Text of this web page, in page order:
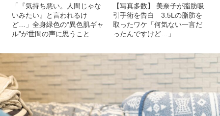
「『気持ち悪い。人間じゃな
いみたい』と言われるけ
ど…」全身緑色の“異色肌ギャ
ル”が世間の声に思うこと
【写真多数】 美奈子が脂肪吸
引手術を告白 3.5Lの脂肪を
取ったワケ「何気ない一言だ
ったんですけど…」